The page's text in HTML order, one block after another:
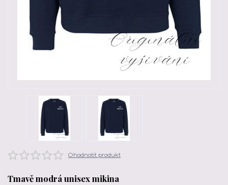
Ohodnotit produkt
Tmavě modrá unisex mikina